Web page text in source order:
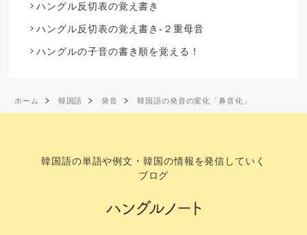
ハングル反切表の覚え書き
ハングル反切表の覚え書き-２重母音
ハングルの子音の書き順を覚える！
ホーム 韓国語 発音 韓国語の発音の変化「鼻音化」
韓国語の単語や例文・韓国の情報を発信していく
ブログ